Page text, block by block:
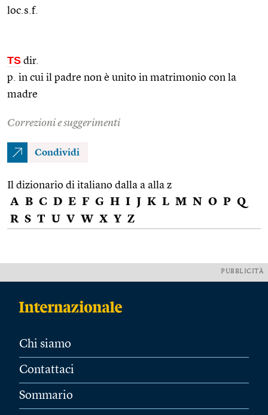
loc.s.f.
TS dir.
p. in cui il padre non è unito in matrimonio con la
madre
Correzioni e suggerimenti
Condividi
Il dizionario di italiano dalla a alla z
A B C D E F G H I J K L M N O P Q
R S T U V W X Y Z
PUBBLICITÀ
Chi siamo
Contattaci
Sommario